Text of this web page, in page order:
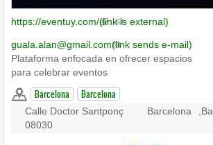
https://eventuy.com/(link is external)
guala.alan@gmail.com(link sends e-mail)
Plataforma enfocada en ofrecer espacios
para celebrar eventos
Barcelona Barcelona
Calle Doctor Santponç
08030
Barcelona